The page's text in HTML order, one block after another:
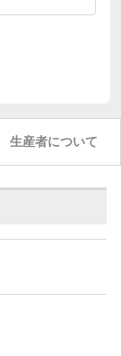
生産者について